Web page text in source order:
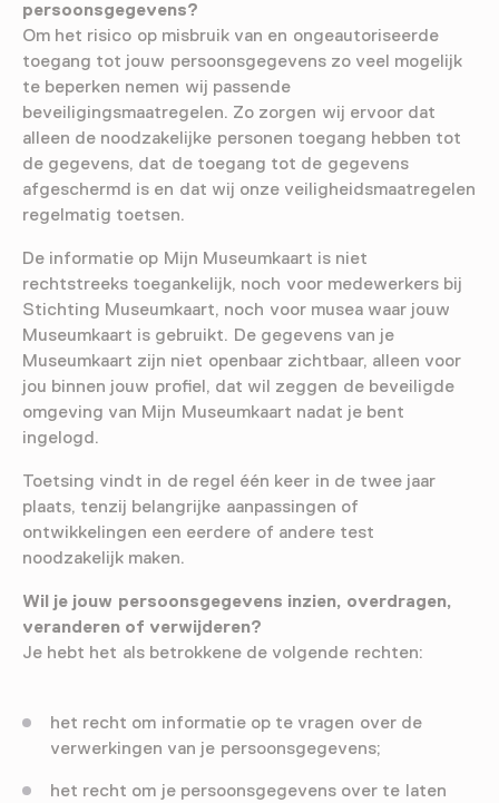
persoonsgegevens?
Om het risico op misbruik van en ongeautoriseerde
toegang tot jouw persoonsgegevens zo veel mogelijk
te beperken nemen wij passende
beveiligingsmaatregelen. Zo zorgen wij ervoor dat
alleen de noodzakelijke personen toegang hebben tot
de gegevens, dat de toegang tot de gegevens
afgeschermd is en dat wij onze veiligheidsmaatregelen
regelmatig toetsen.
De informatie op Mijn Museumkaart is niet
rechtstreeks toegankelijk, noch voor medewerkers bij
Stichting Museumkaart, noch voor musea waar jouw
Museumkaart is gebruikt. De gegevens van je
Museumkaart zijn niet openbaar zichtbaar, alleen voor
jou binnen jouw profiel, dat wil zeggen de beveiligde
omgeving van Mijn Museumkaart nadat je bent
ingelogd.
Toetsing vindt in de regel één keer in de twee jaar
plaats, tenzij belangrijke aanpassingen of
ontwikkelingen een eerdere of andere test
noodzakelijk maken.
Wil je jouw persoonsgegevens inzien, overdragen,
veranderen of verwijderen?
Je hebt het als betrokkene de volgende rechten:
het recht om informatie op te vragen over de
verwerkingen van je persoonsgegevens;
het recht om je persoonsgegevens over te laten